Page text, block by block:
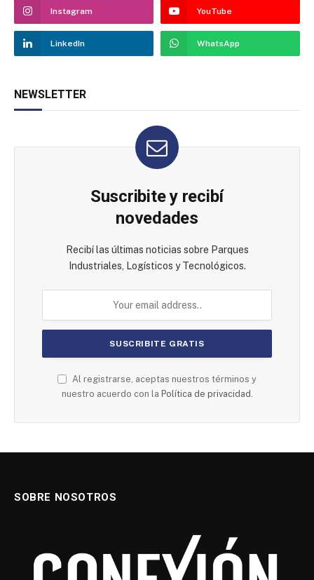
Instagram YouTube
LinkedIn WhatsApp
NEWSLETTER
Suscribite y recibí
novedades
Recibí las últimas noticias sobre Parques
Industriales, Logísticos y Tecnológicos.
Al registrarse, aceptas nuestros términos y
nuestro acuerdo con la Política de privacidad.
SOBRE NOSOTROS